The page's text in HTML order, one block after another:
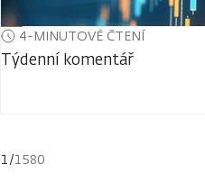
4-MINUTOVÉ ČTENÍ
Týdenní komentář
1/1580